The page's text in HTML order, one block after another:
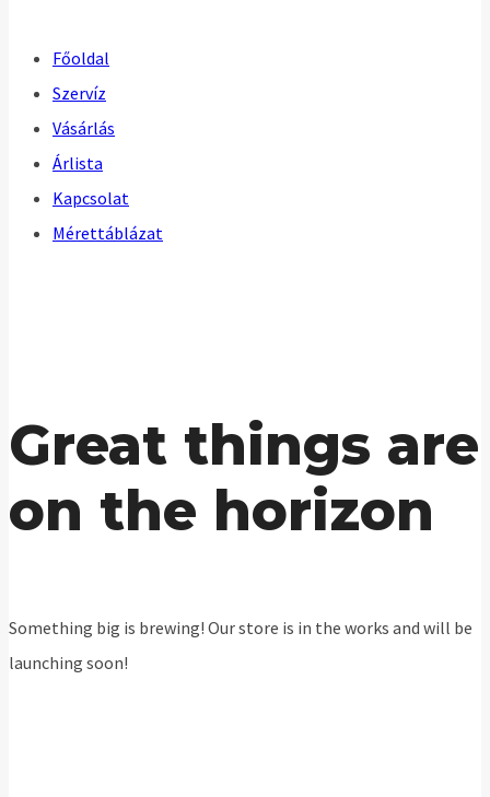
Főoldal
Szervíz
Vásárlás
Árlista
Kapcsolat
Mérettáblázat
Great things are
on the horizon
Something big is brewing! Our store is in the works and will be
launching soon!